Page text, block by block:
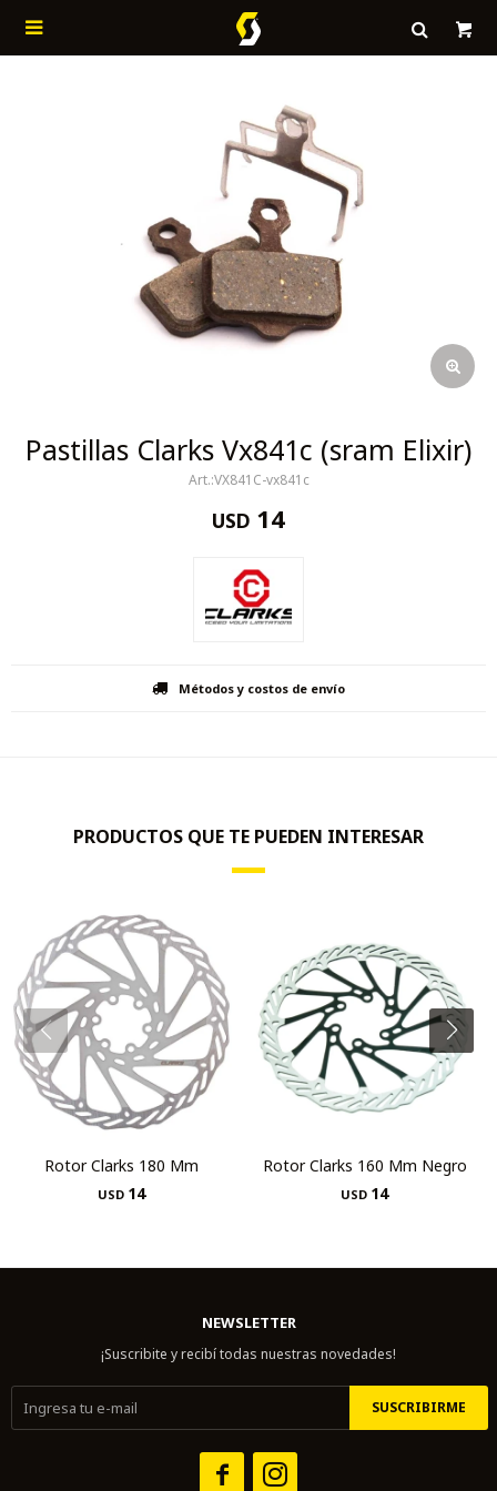

Pastillas Clarks Vx841c (sram Elixir)
VX841C-vx841c
USD 14
Métodos y costos de envío
PRODUCTOS QUE TE PUEDEN INTERESAR
Rotor Clarks 180 Mm
USD 14
Rotor Clarks 160 Mm Negro
USD 14
NEWSLETTER
¡Suscribite y recibí todas nuestras novedades!
SUSCRIBIRME
 